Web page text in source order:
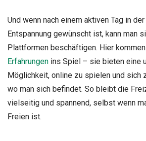
Und wenn nach einem aktiven Tag in
Entspannung gewünscht ist, kann man
Plattformen beschäftigen. Hier
Erfahrungen ins Spiel – sie bieten eine
Möglichkeit, online zu spielen und sich
wo man sich befindet. So bleibt die
vielseitig und spannend, selbst wenn
Freien ist.